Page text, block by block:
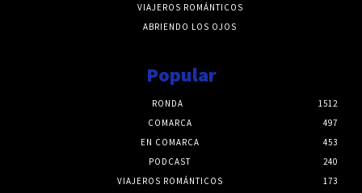
VIAJEROS ROMÁNTICOS
ABRIENDO LOS OJOS
Popular
RONDA
1512
COMARCA
497
EN COMARCA
453
PODCAST
240
VIAJEROS ROMÁNTICOS
173